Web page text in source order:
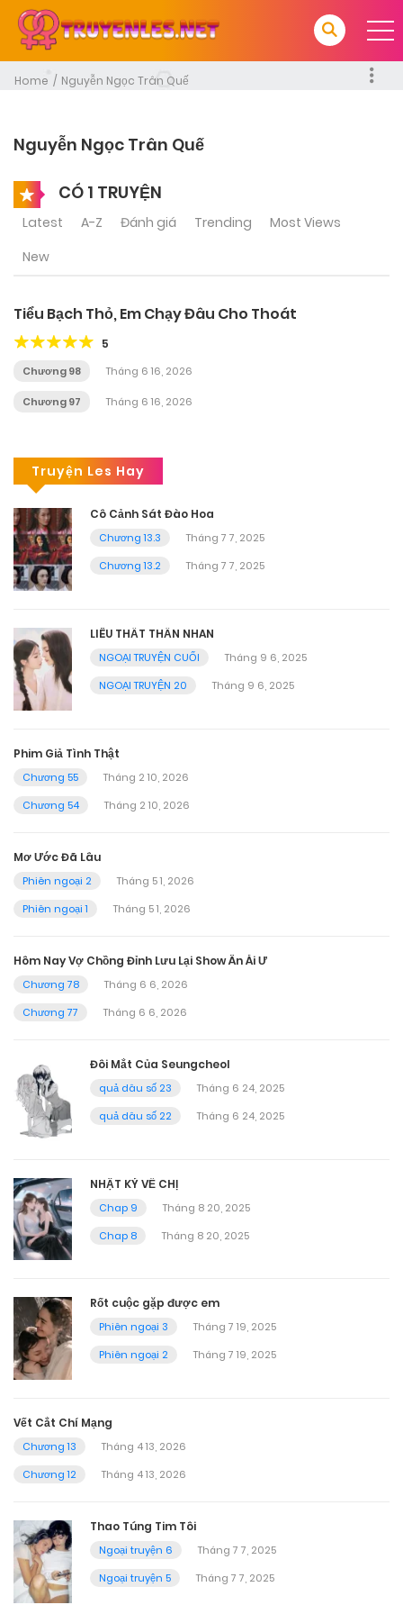
Home Nguyễn Ngọc Trân Quế
Nguyễn Ngọc Trân Quế
CÓ 1 TRUYỆN
Latest A-Z Đánh giá Trending
Most Views
New
Tiểu Bạch Thỏ, Em Chạy Đâu Cho Thoát
5
Chương 98 Tháng 6 16, 2026
Chương 97 Tháng 6 16, 2026
Truyện Les Hay
Cô Cảnh Sát Đào Hoa
Chương 13.3
Tháng 7 7, 2025
Chương 13.2
Tháng 7 7, 2025
LIÊU THẤT THẦN NHAN
NGOẠI TRUYỆN CUỐI
Tháng 9 6, 2025
NGOẠI TRUYỆN 20
Tháng 9 6, 2025
Phim Giả Tình Thật
Chương 55
Tháng 2 10, 2026
Chương 54
Tháng 2 10, 2026
Mơ Ước Đã Lâu
Phiên ngoại 2
Tháng 5 1, 2026
Phiên ngoại 1
Tháng 5 1, 2026
Hôm Nay Vợ Chồng Đỉnh Lưu Lại Show Ân Ái Ư
Chương 78
Tháng 6 6, 2026
Chương 77
Tháng 6 6, 2026
Đôi Mắt Của Seungcheol
quả dâu số 23
Tháng 6 24, 2025
quả dâu số 22
Tháng 6 24, 2025
NHẬT KÝ VỀ CHỊ
Chap 9
Tháng 8 20, 2025
Chap 8
Tháng 8 20, 2025
Rốt cuộc gặp được em
Phiên ngoại 3
Tháng 7 19, 2025
Phiên ngoại 2
Tháng 7 19, 2025
Vết Cắt Chí Mạng
Chương 13
Tháng 4 13, 2026
Chương 12
Tháng 4 13, 2026
Thao Túng Tim Tôi
Ngoại truyện 6
Tháng 7 7, 2025
Ngoại truyện 5
Tháng 7 7, 2025